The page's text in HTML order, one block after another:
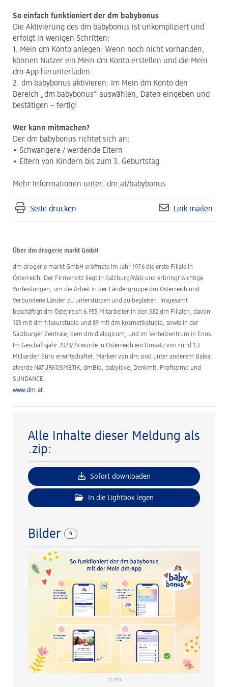
So einfach funktioniert der dm babybonus
Die Aktivierung des dm babybonus ist unkompliziert und
erfolgt in wenigen Schritten:
1. Mein dm Konto anlegen: Wenn noch nicht vorhanden,
können Nutzer ein Mein dm Konto erstellen und die Mein
dm-App herunterladen.
2. dm babybonus aktivieren: Im Mein dm Konto den
Bereich „dm babybonus“ auswählen, Daten eingeben und
bestätigen – fertig!
Wer kann mitmachen?
Der dm babybonus richtet sich an:
• Schwangere / werdende Eltern
• Eltern von Kindern bis zum 3. Geburtstag
Mehr Informationen unter: dm.at/babybonus
Seite drucken Link mailen
Über dm drogerie markt GmbH
dm drogerie markt GmbH eröffnete im Jahr 1976 die erste Filiale in
Österreich. Der Firmensitz liegt in Salzburg/Wals und erbringt wichtige
Vorleistungen, um die Arbeit in der Ländergruppe dm Österreich und
Verbundene Länder zu unterstützen und zu begleiten. Insgesamt
beschäftigt dm Österreich 6.955 Mitarbeiter in den 382 dm Filialen, davon
123 mit dm friseurstudio und 89 mit dm kosmetikstudio, sowie in der
Salzburger Zentrale, dem dm dialogicum, und im Verteilzentrum in Enns.
Im Geschäftsjahr 2023/24 wurde in Österreich ein Umsatz von rund 1,3
Milliarden Euro erwirtschaftet. Marken von dm sind unter anderem Balea,
alverde NATURKOSMETIK, dmBio, babylove, Denkmit, Profissimo und
SUNDANCE.
www.dm.at
Alle Inhalte dieser Meldung als
.zip:
Sofort downloaden
In die Lightbox legen
Bilder 4
© dm